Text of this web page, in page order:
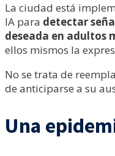
La ciudad está
IA para detectar
deseada en adultos
ellos mismos la
No se trata de
de anticiparse a su
Una